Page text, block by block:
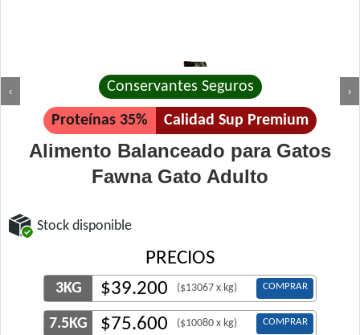
‹ ›
Conservantes Seguros
Proteínas 35% Calidad Sup Premium
Alimento Balanceado para Gatos
Fawna Gato Adulto
Stock disponible
PRECIOS
3KG $39.200 ($13067 x kg) COMPRAR
7.5KG $75.600 ($10080 x kg) COMPRAR